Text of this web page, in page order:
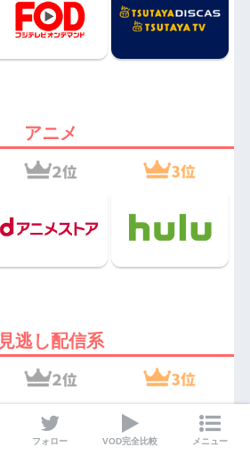
アニメ
見逃し配信系
フォロー VOD完全比較 メニュー